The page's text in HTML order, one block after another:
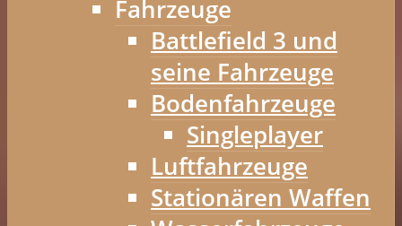
Fahrzeuge
Battlefield 3 und
seine Fahrzeuge
Bodenfahrzeuge
Singleplayer
Luftfahrzeuge
Stationären Waffen